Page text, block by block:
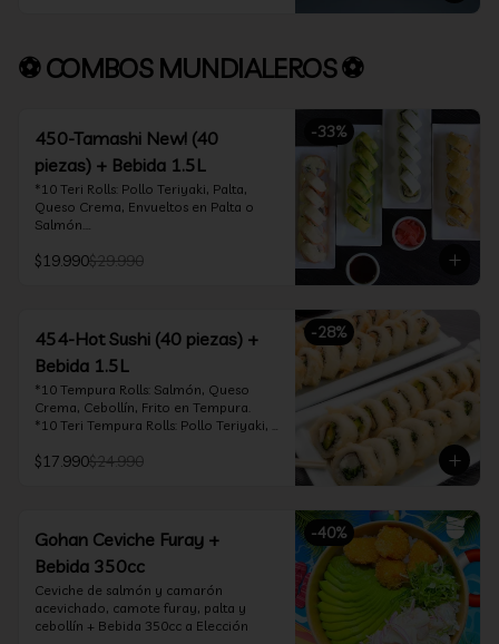
⚽ COMBOS MUNDIALEROS ⚽
-33%
450-Tamashi New! (40
piezas) + Bebida 1.5L
*10 Teri Rolls: Pollo Teriyaki, Palta,
Queso Crema, Envueltos en Palta o
Salmón.
Palta, Cebollín, Envuelto en Queso
salmón y bañado en salsa acevichada
*10 Tempura Rolls: Salmón, Queso
Crema, Cebollín, Frito en Tempura.
*Incluye 2 palitos, 2 soya 30ml, 1 salsa
teriyaki 30ml
$19.990$29.990
-28%
454-Hot Sushi (40 piezas) +
Bebida 1.5L
*10 Tempura Rolls: Salmón, Queso
Crema, Cebollín, Frito en Tempura.
*10 Teri Tempura Rolls: Pollo Teriyaki,
Tempura
Queso Crema y Cebollín, frito en
tempura
*Incluye 2 palitos, 2 soya 30ml, 1 salsa
teriyaki 30ml
$17.990$24.990
-40%
Gohan Ceviche Furay +
Bebida 350cc
Ceviche de salmón y camarón
acevichado, camote furay, palta y
cebollín + Bebida 350cc a Elección